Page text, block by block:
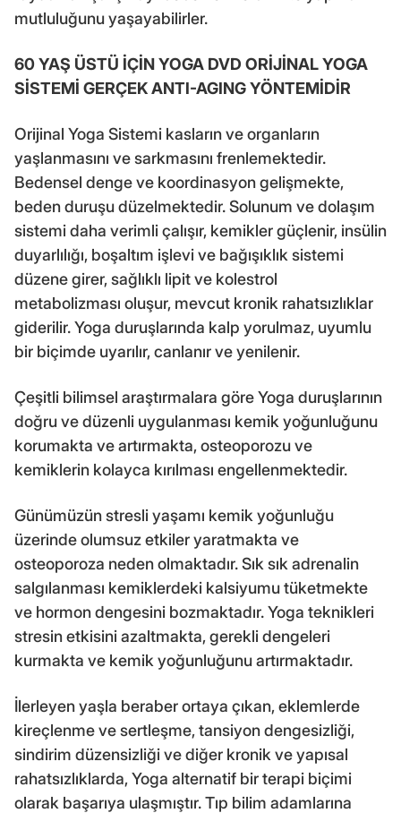
mutluluğunu yaşayabilirler.
60 YAŞ ÜSTÜ İÇİN YOGA DVD ORİJİNAL YOGA
SİSTEMİ GERÇEK ANTI-AGING YÖNTEMİDİR
Orijinal Yoga Sistemi kasların ve organların
yaşlanmasını ve sarkmasını frenlemektedir.
Bedensel denge ve koordinasyon gelişmekte,
beden duruşu düzelmektedir. Solunum ve dolaşım
sistemi daha verimli çalışır, kemikler güçlenir, insülin
duyarlılığı, boşaltım işlevi ve bağışıklık sistemi
düzene girer, sağlıklı lipit ve kolestrol
metabolizması oluşur, mevcut kronik rahatsızlıklar
giderilir. Yoga duruşlarında kalp yorulmaz, uyumlu
bir biçimde uyarılır, canlanır ve yenilenir.
Çeşitli bilimsel araştırmalara göre Yoga duruşlarının
doğru ve düzenli uygulanması kemik yoğunluğunu
korumakta ve artırmakta, osteoporozu ve
kemiklerin kolayca kırılması engellenmektedir.
Günümüzün stresli yaşamı kemik yoğunluğu
üzerinde olumsuz etkiler yaratmakta ve
osteoporoza neden olmaktadır. Sık sık adrenalin
salgılanması kemiklerdeki kalsiyumu tüketmekte
ve hormon dengesini bozmaktadır. Yoga teknikleri
stresin etkisini azaltmakta, gerekli dengeleri
kurmakta ve kemik yoğunluğunu artırmaktadır.
İlerleyen yaşla beraber ortaya çıkan, eklemlerde
kireçlenme ve sertleşme, tansiyon dengesizliği,
sindirim düzensizliği ve diğer kronik ve yapısal
rahatsızlıklarda, Yoga alternatif bir terapi biçimi
olarak başarıya ulaşmıştır. Tıp bilim adamlarına